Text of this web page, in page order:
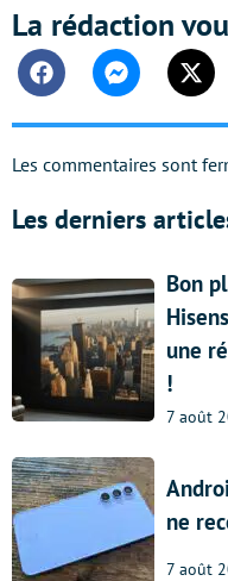
La rédaction
FacebookMessenger
Les commentaires sont
Les derniers
Bon
une
!
7 août
ne
7 août